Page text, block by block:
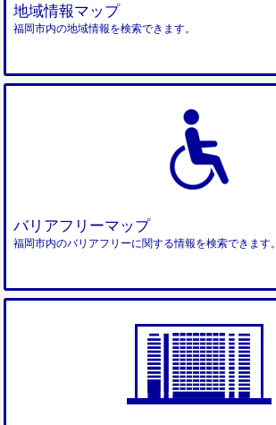
地域情報マップ
福岡市内の地域情報を検索できます。
バリアフリーマップ
福岡市内のバリアフリーに関する情報を検索できます。